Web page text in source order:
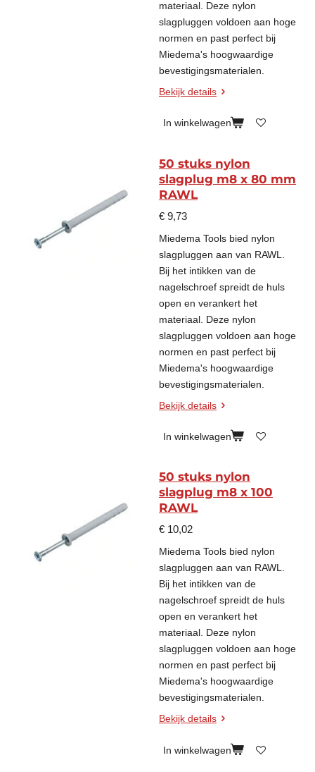
materiaal. Deze nylon
slagpluggen voldoen aan hoge
normen en past perfect bij
Miedema's hoogwaardige
bevestigingsmaterialen.
Bekijk details
In winkelwagen
50 stuks nylon
slagplug m8 x 80 mm
RAWL
€ 9,73
Miedema Tools bied nylon
slagpluggen aan van RAWL.
Bij het intikken van de
nagelschroef spreidt de huls
open en verankert het
materiaal. Deze nylon
slagpluggen voldoen aan hoge
normen en past perfect bij
Miedema's hoogwaardige
bevestigingsmaterialen.
Bekijk details
In winkelwagen
50 stuks nylon
slagplug m8 x 100
RAWL
€ 10,02
Miedema Tools bied nylon
slagpluggen aan van RAWL.
Bij het intikken van de
nagelschroef spreidt de huls
open en verankert het
materiaal. Deze nylon
slagpluggen voldoen aan hoge
normen en past perfect bij
Miedema's hoogwaardige
bevestigingsmaterialen.
Bekijk details
In winkelwagen